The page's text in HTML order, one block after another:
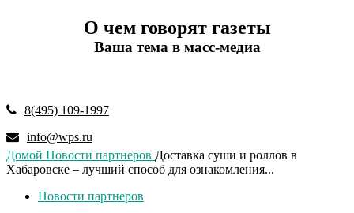
О чем говорят газеты
Ваша тема в масс-медиа
8(495) 109-1997
info@wps.ru
Домой Новости партнеров Доставка суши и роллов в
Хабаровске – лучший способ для ознакомления...
Новости партнеров